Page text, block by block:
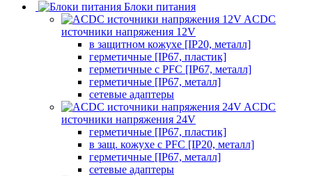
Блоки питания
ACDC
источники напряжения 12V
в защитном кожухе [IP20, металл]
герметичные [IP67, пластик]
герметичные с PFC [IP67, металл]
герметичные [IP67, металл]
сетевые адаптеры
ACDC
источники напряжения 24V
герметичные [IP67, пластик]
в защ. кожухе с PFC [IP20, металл]
герметичные [IP67, металл]
сетевые адаптеры